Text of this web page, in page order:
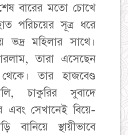
বারের মতো চোখে
পরিচয়ের সূত্র ধরে
ভদ্র মহিলার সাথে।
তারা এসেছেন
তার হাজবেণ্ড
চাকুরির সুবাদে
এবং সেখানেই বিয়ে-
বানিয়ে স্থায়ীভাবে